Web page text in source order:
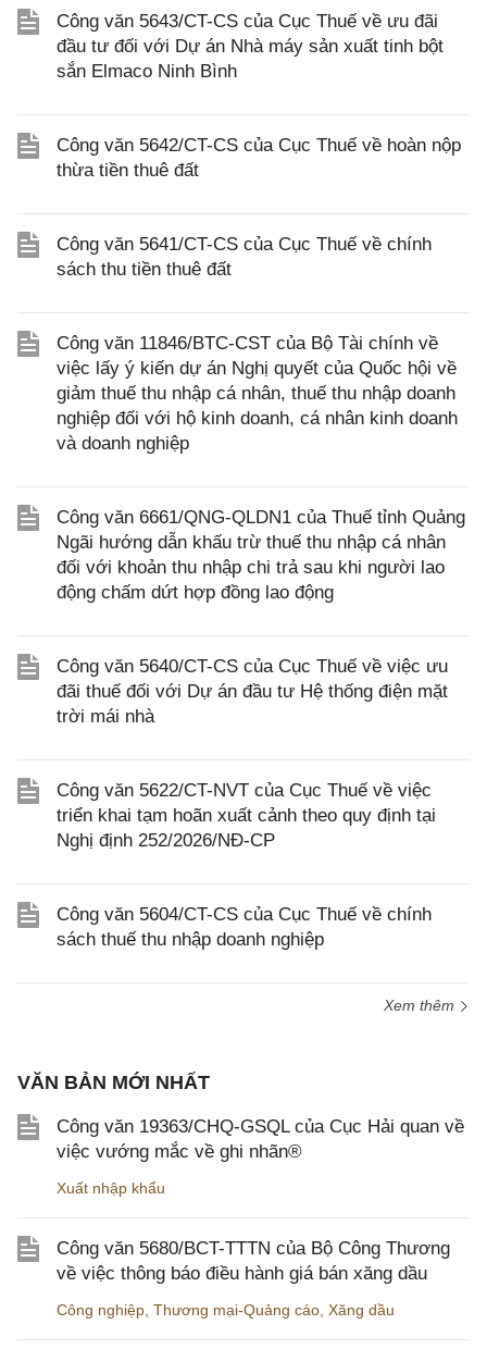
Công văn 5643/CT-CS của Cục Thuế về ưu đãi
đầu tư đối với Dự án Nhà máy sản xuất tinh bột
sắn Elmaco Ninh Bình
Công văn 5642/CT-CS của Cục Thuế về hoàn nộp
thừa tiền thuê đất
Công văn 5641/CT-CS của Cục Thuế về chính
sách thu tiền thuê đất
Công văn 11846/BTC-CST của Bộ Tài chính về
việc lấy ý kiến dự án Nghị quyết của Quốc hội về
giảm thuế thu nhập cá nhân, thuế thu nhập doanh
nghiệp đối với hộ kinh doanh, cá nhân kinh doanh
và doanh nghiệp
Công văn 6661/QNG-QLDN1 của Thuế tỉnh Quảng
Ngãi hướng dẫn khấu trừ thuế thu nhập cá nhân
đối với khoản thu nhập chi trả sau khi người lao
động chấm dứt hợp đồng lao động
Công văn 5640/CT-CS của Cục Thuế về việc ưu
đãi thuế đối với Dự án đầu tư Hệ thống điện mặt
trời mái nhà
Công văn 5622/CT-NVT của Cục Thuế về việc
triển khai tạm hoãn xuất cảnh theo quy định tại
Nghị định 252/2026/NĐ-CP
Công văn 5604/CT-CS của Cục Thuế về chính
sách thuế thu nhập doanh nghiệp
Xem thêm
VĂN BẢN MỚI NHẤT
Công văn 19363/CHQ-GSQL của Cục Hải quan về
việc vướng mắc về ghi nhãn®
Xuất nhập khẩu
Công văn 5680/BCT-TTTN của Bộ Công Thương
về việc thông báo điều hành giá bán xăng dầu
Công nghiệp Thương mại-Quảng cáo Xăng dầu